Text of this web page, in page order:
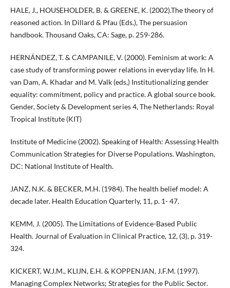
HALE, J., HOUSEHOLDER, B. & GREENE, K. (2002).The theory of
reasoned action. In Dillard & Pfau (Eds.), The persuasion
handbook. Thousand Oaks, CA: Sage, p. 259-286.
HERNÁNDEZ, T. & CAMPANILE, V. (2000). Feminism at work: A
case study of transforming power relations in everyday life. In H.
van Dam, A. Khadar and M. Valk (eds,) Institutionalizing gender
equality: commitment, policy and practice. A global source book.
Gender, Society & Development series 4, The Netherlands: Royal
Tropical Institute (KIT)
Institute of Medicine (2002). Speaking of Health: Assessing Health
Communication Strategies for Diverse Populations. Washington,
DC: National Institute of Health.
JANZ, N.K. & BECKER, M.H. (1984). The health belief model: A
decade later. Health Education Quarterly, 11, p. 1- 47.
KEMM, J. (2005). The Limitations of Evidence-Based Public
Health. Journal of Evaluation in Clinical Practice, 12, (3), p. 319-
324.
KICKERT, W.J.M., KLIJN, E.H. & KOPPENJAN, J.F.M. (1997).
Managing Complex Networks; Strategies for the Public Sector.